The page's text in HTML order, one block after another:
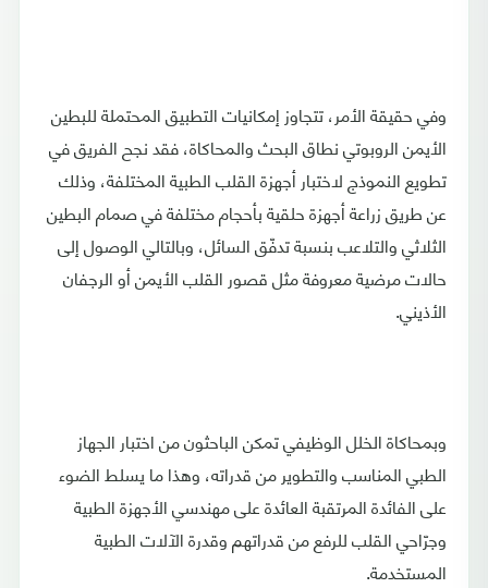
وفي حقيقة الأمر، تتجاوز إمكانيات التطبيق المحتملة للبطين
الأيمن الروبوتي نطاق البحث والمحاكاة، فقد نجح الفريق في
تطويع النموذج لاختبار أجهزة القلب الطبية المختلفة، وذلك
عن طريق زراعة أجهزة حلقية بأحجام مختلفة في صمام البطين
الثلاثي والتلاعب بنسبة تدفّق السائل، وبالتالي الوصول إلى
حالات مرضية معروفة مثل قصور القلب الأيمن أو الرجفان
الأذيني.
وبمحاكاة الخلل الوظيفي تمكن الباحثون من اختبار الجهاز
الطبي المناسب والتطوير من قدراته، وهذا ما يسلط الضوء
على الفائدة المرتقبة العائدة على مهندسي الأجهزة الطبية
وجرّاحي القلب للرفع من قدراتهم وقدرة الآلات الطبية
المستخدمة.